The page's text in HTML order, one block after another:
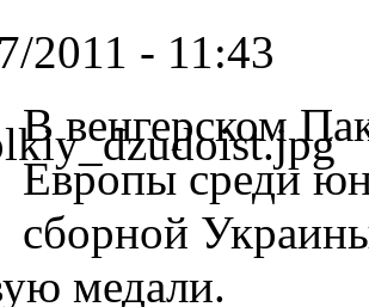
2011 - 11:43
В венгерском
Европы среди
сборной
медали.